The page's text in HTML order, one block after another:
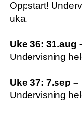
Oppstart!
uka.
Uke 36: 31.aug
Undervisning
Uke 37: 7.sep –
Undervisning